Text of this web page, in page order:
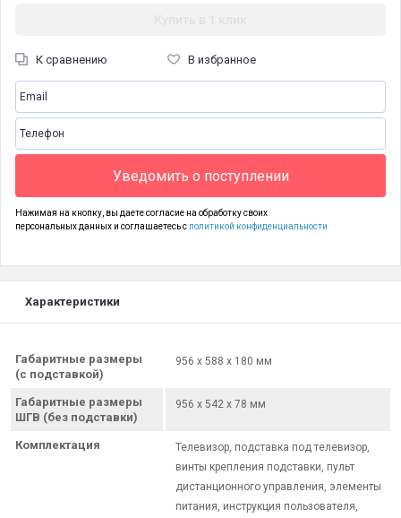
К сравнению В избранное
Уведомить о поступлении
Нажимая на кнопку, вы даете согласие на обработку своих
персональных данных и соглашаетесь с политикой конфиденциальности
Характеристики
Габаритные размеры
(с подставкой)
956 x 588 x 180 мм
Габаритные размеры
ШГВ (без подставки)
956 x 542 x 78 мм
Комплектация
Телевизор, подставка под телевизор,
винты крепления подставки, пульт
дистанционного управления, элементы
питания, инструкция пользователя,